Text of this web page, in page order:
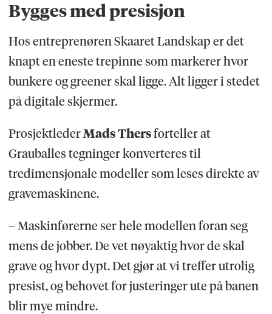
Bygges med presisjon
Hos entreprenøren Skaaret Landskap er det
knapt en eneste trepinne som markerer hvor
bunkere og greener skal ligge. Alt ligger i stedet
på digitale skjermer.
ProsjektlederMads Thersforteller at
Grauballes tegninger konverteres til
tredimensjonale modeller som leses direkte av
gravemaskinene.
– Maskinførerne ser hele modellen foran seg
mens de jobber. De vet nøyaktig hvor de skal
grave og hvor dypt. Det gjør at vi treffer utrolig
presist, og behovet for justeringer ute på banen
blir mye mindre.